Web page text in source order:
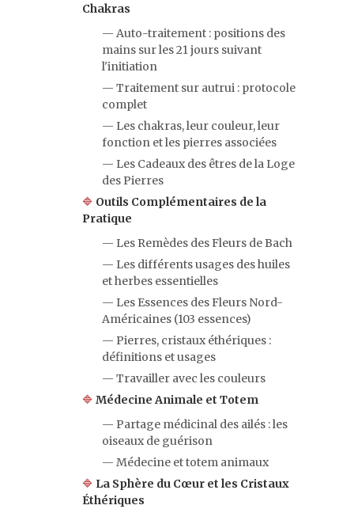
Chakras
— Auto-traitement : positions des
mains sur les 21 jours suivant
l'initiation
— Traitement sur autrui : protocole
complet
— Les chakras, leur couleur, leur
fonction et les pierres associées
— Les Cadeaux des êtres de la Loge
des Pierres
🔷 Outils Complémentaires de la
Pratique
— Les Remèdes des Fleurs de Bach
— Les différents usages des huiles
et herbes essentielles
— Les Essences des Fleurs Nord-
Américaines (103 essences)
— Pierres, cristaux éthériques :
définitions et usages
— Travailler avec les couleurs
🔷 Médecine Animale et Totem
— Partage médicinal des ailés : les
oiseaux de guérison
— Médecine et totem animaux
🔷 La Sphère du Cœur et les Cristaux
Éthériques